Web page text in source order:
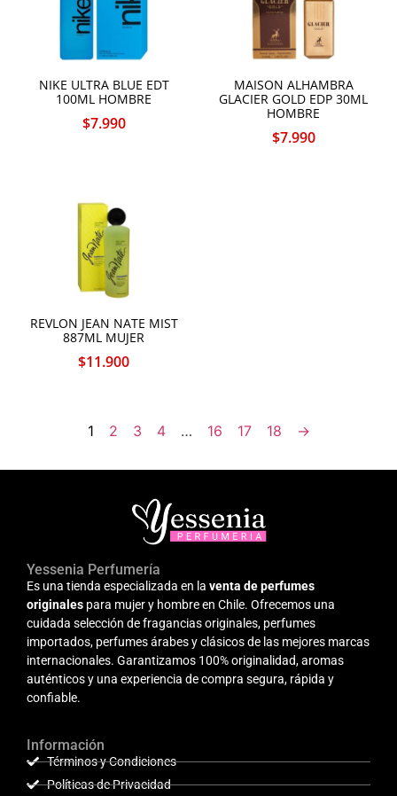
NIKE ULTRA BLUE EDT
100ML HOMBRE
$7.990
MAISON ALHAMBRA
GLACIER GOLD EDP 30ML
HOMBRE
$7.990
REVLON JEAN NATE MIST
887ML MUJER
$11.900
1 2 3 4 … 16 17 18 →
Yessenia Perfumería
Es una tienda especializada en la venta de perfumes
originales para mujer y hombre en Chile. Ofrecemos una
cuidada selección de fragancias originales, perfumes
importados, perfumes árabes y clásicos de las mejores marcas
internacionales. Garantizamos 100% originalidad, aromas
auténticos y una experiencia de compra segura, rápida y
confiable.
Información
Términos y Condiciones
Políticas de Privacidad